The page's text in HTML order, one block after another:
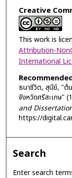
Creative
This work is
Attribution-
International
ธนาชีวิต, สุนีย์, "ต้
จังหวัดศรีสะเกษ"
and
https://
Search
Enter search